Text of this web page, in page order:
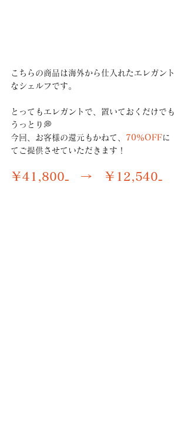
こちらの商品は海外から仕入れたエレガント
なシェルフです。
とってもエレガントで、置いておくだけでも
うっとり💭
今回、お客様の還元もかねて、 70％OFFに
てご提供させていただきます！
￥41,800₋　→　￥12,540₋